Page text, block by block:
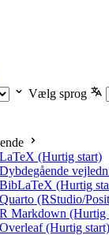
Vælg sprog
(Hurtig start)
(Hurtig
(RStudio/
Markdown (Hurtig
(Hurtig start)